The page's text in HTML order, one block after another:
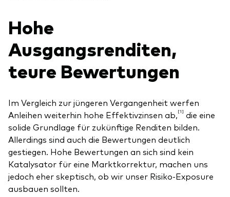
Hohe
Ausgangsrenditen,
teure Bewertungen
Im Vergleich zur jüngeren Vergangenheit werfen
Anleihen weiterhin hohe Effektivzinsen ab,[1] die eine
solide Grundlage für zukünftige Renditen bilden.
Allerdings sind auch die Bewertungen deutlich
gestiegen. Hohe Bewertungen an sich sind kein
Katalysator für eine Marktkorrektur, machen uns
jedoch eher skeptisch, ob wir unser Risiko-Exposure
ausbauen sollten.